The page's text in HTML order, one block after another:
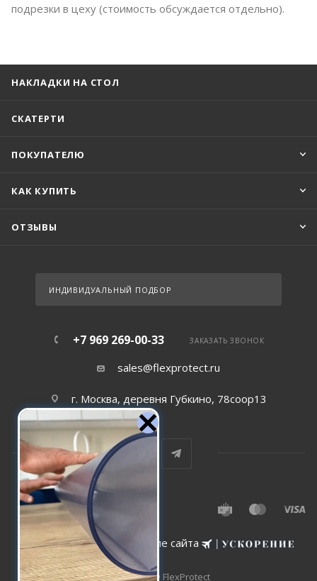
подрезки в цеху (стоимость обсуждается отдельно).
НАКЛАДКИ НА СТОЛ
СКАТЕРТИ
ПОКУПАТЕЛЮ
КАК КУПИТЬ
ОТЗЫВЫ
ИНДИВИДУАЛЬНЫЙ ПОДБОР
+7 969 269-00-33 ЗАКАЗАТЬ ЗВОНОК
sales@flexprotect.ru
г. Москва, деревня Губкино, 78соор13
Создание и сопровождение сайта
2015-2026 © FlexProtect